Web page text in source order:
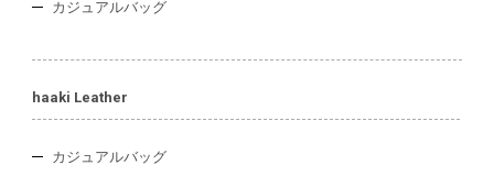
カジュアルバッグ
haaki Leather
カジュアルバッグ